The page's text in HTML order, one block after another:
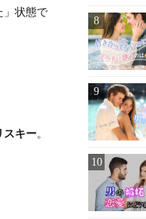
」状態で
スキー。